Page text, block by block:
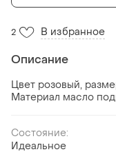
2 В избранное
Описание
Цвет розовый,
Материал масло
Состояние:
Идеальное